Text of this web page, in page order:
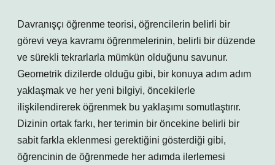
Davranışçı öğrenme teorisi, öğrencilerin belirli bir
görevi veya kavramı öğrenmelerinin, belirli bir düzende
ve sürekli tekrarlarla mümkün olduğunu savunur.
Geometrik dizilerde olduğu gibi, bir konuya adım adım
yaklaşmak ve her yeni bilgiyi, öncekilerle
ilişkilendirerek öğrenmek bu yaklaşımı somutlaştırır.
Dizinin ortak farkı, her terimin bir öncekine belirli bir
sabit farkla eklenmesi gerektiğini gösterdiği gibi,
öğrencinin de öğrenmede her adımda ilerlemesi